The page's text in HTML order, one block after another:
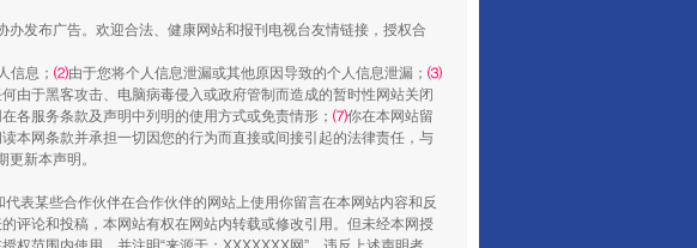
发布广告。欢迎合法、健康网站和报刊电视台友情链接，授权合
信息； ⑵由于您将个人信息泄漏或其他原因导致的个人信息泄漏； ⑶
由于黑客攻击、电脑病毒侵入或政府管制而造成的暂时性网站关闭
各服务条款及声明中列明的使用方式或免责情形； ⑺你在本网站留
本网条款并承担一切因您的行为而直接或间接引起的法律责任，与
新本声明。
表某些合作伙伴在合作伙伴的网站上使用你留言在本网站内容和反
评论和投稿，本网站有权在网站内转载或修改引用。但未经本网授